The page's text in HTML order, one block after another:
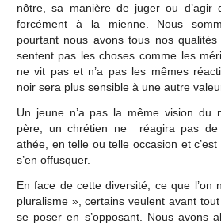
nôtre, sa manière de juger ou d’agir
forcément à la mienne. Nous
pourtant nous avons tous nos
sentent pas les choses comme les
ne vit pas et n’a pas les mêmes
noir sera plus sensible à une autre
Un jeune n’a pas la même vision du
père, un chrétien ne réagira pas de
athée, en telle ou telle occasion et
s’en offusquer.
En face de cette diversité, ce que l’on
pluralisme », certains veulent avant
se poser en s’opposant. Nous avons